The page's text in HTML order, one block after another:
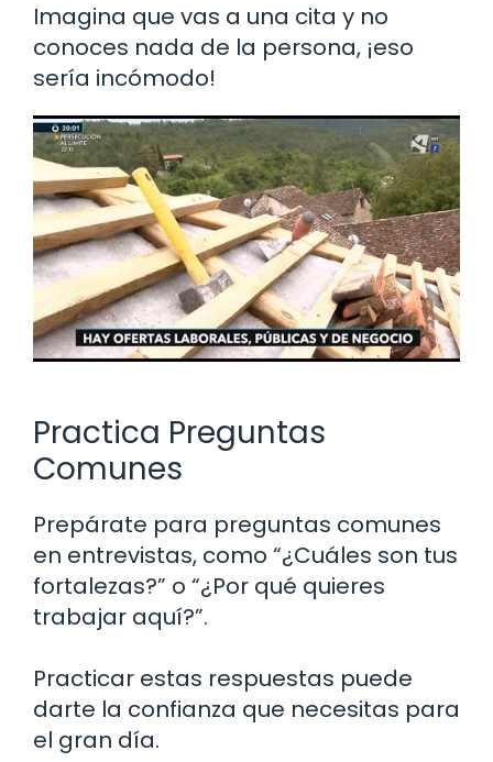
Imagina que vas a una cita y no
conoces nada de la persona, ¡eso
sería incómodo!
Practica Preguntas
Comunes
Prepárate para preguntas comunes
en entrevistas, como “¿Cuáles son tus
fortalezas?” o “¿Por qué quieres
trabajar aquí?”.
Practicar estas respuestas puede
darte la confianza que necesitas para
el gran día.